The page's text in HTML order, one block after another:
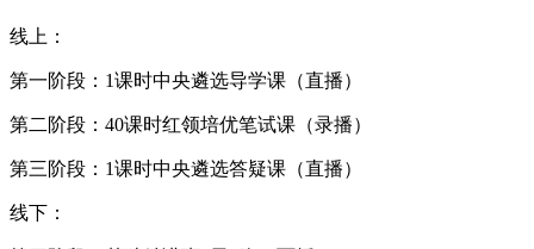
线上：
第一阶段：1课时中央遴选导学课（直播）
第二阶段：40课时红领培优笔试课（录播）
第三阶段：1课时中央遴选答疑课（直播）
线下：